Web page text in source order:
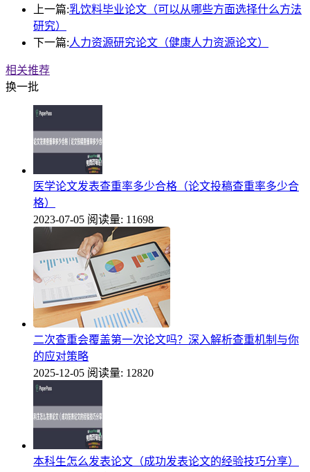
上一篇:乳饮料毕业论文（可以从哪些方面选择什么方法
研究）
下一篇:人力资源研究论文（健康人力资源论文）
相关推荐
换一批
医学论文发表查重率多少合格（论文投稿查重率多少合
格）
2023-07-05 阅读量: 11698
二次查重会覆盖第一次论文吗？深入解析查重机制与你
的应对策略
2025-12-05 阅读量: 12820
本科生怎么发表论文（成功发表论文的经验技巧分享）